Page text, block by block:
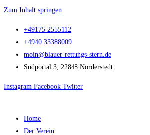
Zum Inhalt springen
+49175 2555112
+4940 33388009
moin@blauer-rettungs-stern.de
Südportal 3, 22848 Norderstedt
Instagram Facebook Twitter
Home
Der Verein